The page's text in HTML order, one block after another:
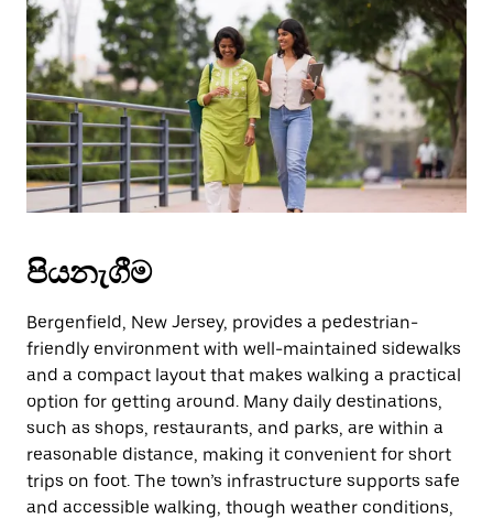
වැසීමට
Escape
බොත්තම
ඔබන්න.
පියනැගීම
Bergenfield, New Jersey, provides a pedestrian-
friendly environment with well-maintained sidewalks
and a compact layout that makes walking a practical
option for getting around. Many daily destinations,
such as shops, restaurants, and parks, are within a
reasonable distance, making it convenient for short
trips on foot. The town’s infrastructure supports safe
and accessible walking, though weather conditions,